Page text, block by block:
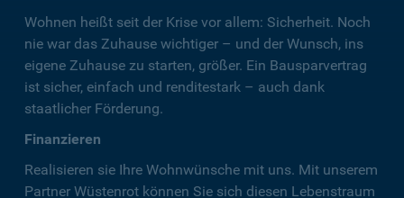
Wohnen heißt seit der Krise vor allem: Sicherheit. Noch
nie war das Zuhause wichtiger – und der Wunsch, ins
eigene Zuhause zu starten, größer. Ein Bausparvertrag
ist sicher, einfach und renditestark – auch dank
staatlicher Förderung.
Finanzieren
Realisieren sie Ihre Wohnwünsche mit uns. Mit unserem
Partner Wüstenrot können Sie sich diesen Lebenstraum